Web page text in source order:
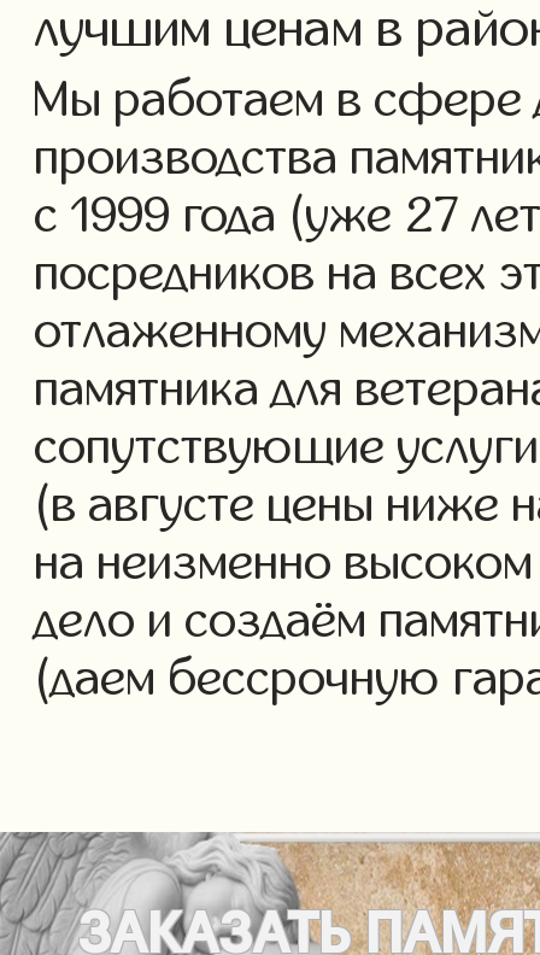
лучшим ценам в
Мы работаем в сфере
производства
с 1999 года (уже 27
посредников на всех
отлаженному
памятника для
сопутствующие
(в августе цены ниже
на неизменно
дело и создаём
(даем бессрочную
ЗАКАЗАТЬ